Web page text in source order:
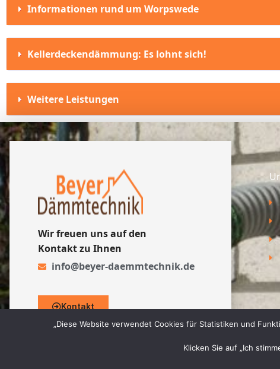
Informationen rund um Worpswede
Kellerdeckendämmung: Es lohnt sich!
Weitere Leistungen
Wir freuen uns auf den
Kontakt zu Ihnen
info@beyer-daemmtechnik.de
Kontakt
„Diese Website verwendet Cookies für Statistiken und
Klicken Sie auf „Ich